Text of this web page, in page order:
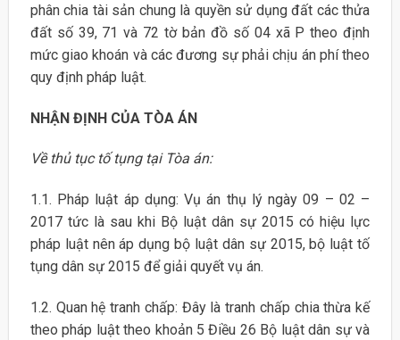
phân chia tài sản chung là quyền sử dụng đất các thửa
đất số 39, 71 và 72 tờ bản đồ số 04 xã P theo định
mức giao khoán và các đương sự phải chịu án phí theo
quy định pháp luật.
NHẬN ĐỊNH CỦA TÒA ÁN
Về thủ tục tố tụng tại Tòa án:
1.1. Pháp luật áp dụng: Vụ án thụ lý ngày 09 – 02 –
2017 tức là sau khi Bộ luật dân sự 2015 có hiệu lực
pháp luật nên áp dụng bộ luật dân sự 2015, bộ luật tố
tụng dân sự 2015 để giải quyết vụ án.
1.2. Quan hệ tranh chấp: Đây là tranh chấp chia thừa kế
theo pháp luật theo khoản 5 Điều 26 Bộ luật dân sự và